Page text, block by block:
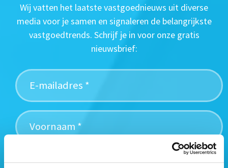
Wij vatten het laatste vastgoednieuws uit diverse
media voor je samen en signaleren de belangrijkste
vastgoedtrends. Schrijf je in voor onze gratis
nieuwsbrief: